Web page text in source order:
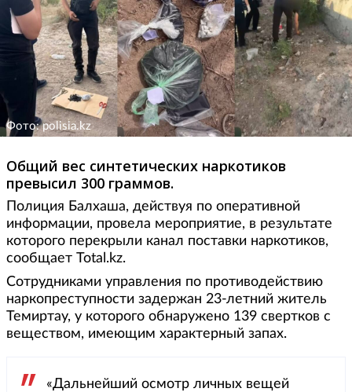
Фото: polisia.kz
Общий вес синтетических наркотиков
превысил 300 граммов.
Полиция Балхаша, действуя по оперативной
информации, провела мероприятие, в результате
которого перекрыли канал поставки наркотиков,
сообщает Total.kz.
Сотрудниками управления по противодействию
наркопреступности задержан 23-летний житель
Темиртау, у которого обнаружено 139 свертков с
веществом, имеющим характерный запах.
«Дальнейший осмотр личных вещей